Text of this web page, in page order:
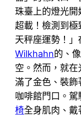
珠臺上的燈光
超載！檢測到
天秤座運勢！
Wilkhahn的、
空。然而，就
滿了金色、裝
咖啡館門口。
椅全身肌肉、